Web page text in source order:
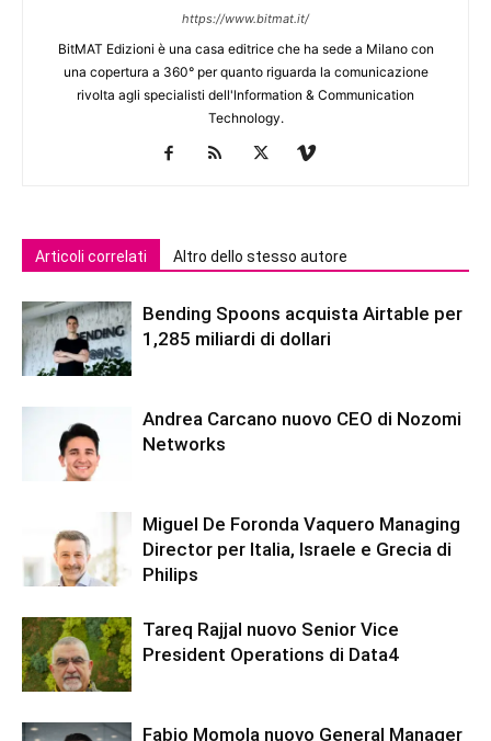
https://www.bitmat.it/
BitMAT Edizioni è una casa editrice che ha sede a Milano con
una copertura a 360° per quanto riguarda la comunicazione
rivolta agli specialisti dell'lnformation & Communication
Technology.
Articoli correlati Altro dello stesso autore
Bending Spoons acquista Airtable per
1,285 miliardi di dollari
Andrea Carcano nuovo CEO di Nozomi
Networks
Miguel De Foronda Vaquero Managing
Director per Italia, Israele e Grecia di
Philips
Tareq Rajjal nuovo Senior Vice
President Operations di Data4
Fabio Momola nuovo General Manager